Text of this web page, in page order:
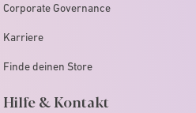
Corporate Governance
Karriere
Finde deinen Store
Hilfe & Kontakt